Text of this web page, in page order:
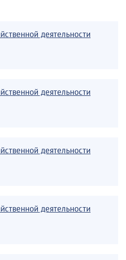
деятельности
деятельности
деятельности
деятельности